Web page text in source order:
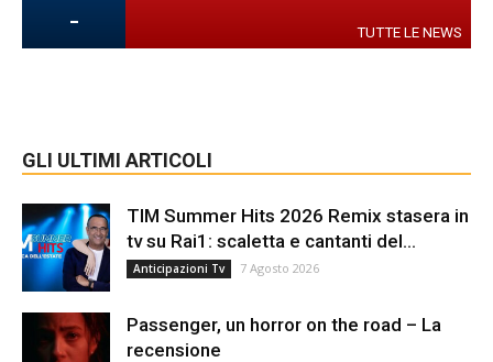
- TUTTE LE NEWS
GLI ULTIMI ARTICOLI
TIM Summer Hits 2026 Remix stasera in
tv su Rai1: scaletta e cantanti del...
Anticipazioni Tv 7 Agosto 2026
Passenger, un horror on the road – La
recensione